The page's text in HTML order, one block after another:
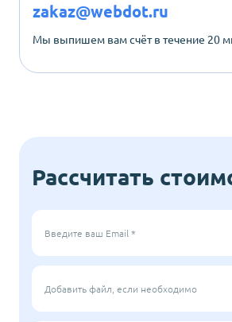
zakaz@webdot.ru
Мы выпишем вам счёт в течение 20
Рассчитать
Введите ваш Email *
Добавить файл, если необходимо